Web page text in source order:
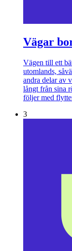
Vägar
Vägen till ett
utomlands,
andra delar av
långt från sina
följer med
3